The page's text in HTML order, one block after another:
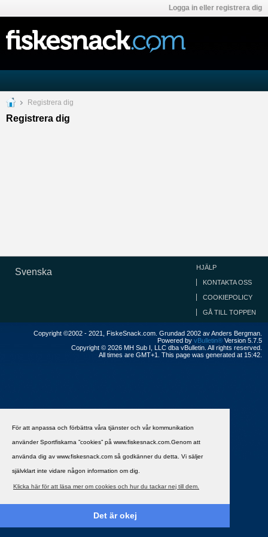
För att anpassa och förbättra våra tjänster och vår kommunikation
använder Sportfiskarna ”cookies” på www.fiskesnack.com.Genom att
använda dig av www.fiskesnack.com så godkänner du detta. Vi säljer
självklart inte vidare någon information om dig.
Klicka här för att läsa mer om cookies och hur du tackar nej till dem.
Det är okej
Logga in eller registrera dig
Registrera dig
Registrera dig
Svenska HJÄLP
KONTAKTA OSS
COOKIEPOLICY
GÅ TILL TOPPEN
Copyright ©2002 - 2021, FiskeSnack.com. Grundad 2002 av Anders Bergman.
Powered by vBulletin® Version 5.7.5
Copyright © 2026 MH Sub I, LLC dba vBulletin. All rights reserved.
All times are GMT+1. This page was generated at 15:42.